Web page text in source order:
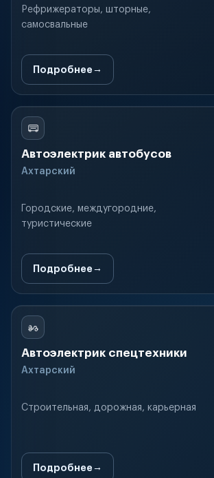
Рефрижераторы, шторные,
самосвальные
Подробнее
Автоэлектрик автобусов
Ахтарский
Городские, междугородние,
туристические
Подробнее
Автоэлектрик спецтехники
Ахтарский
Строительная, дорожная, карьерная
Подробнее